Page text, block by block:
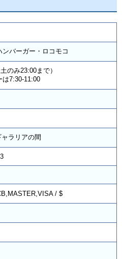
ンバーガー・ロコモコ
のみ23:00まで）
7:30-11:00
ラリアの間
/ $